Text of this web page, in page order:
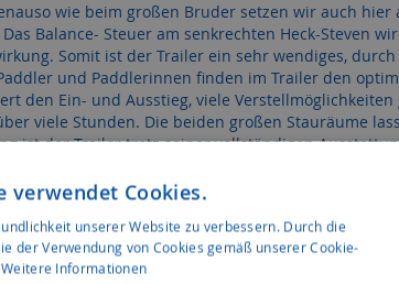
wie beim großen Bruder setzen wir auch
Balance- Steuer am senkrechten Heck-Steven
Somit ist der Trailer ein sehr wendiges,
und Paddlerinnen finden im Trailer den
den Ein- und Ausstieg, viele
viele Stunden. Die beiden großen Stauräume
ist der Trailer trotz seiner vollständigen
verwendet Cookies.
unserer Website zu verbessern. Durch die
der Verwendung von Cookies gemäß unserer Cookie-
Weitere Informationen